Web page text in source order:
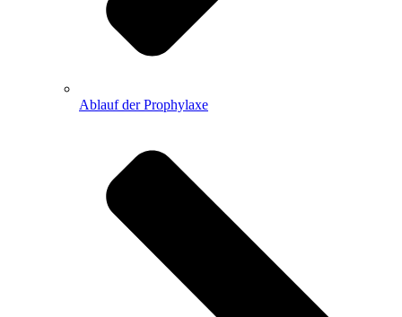
Ablauf der Prophylaxe